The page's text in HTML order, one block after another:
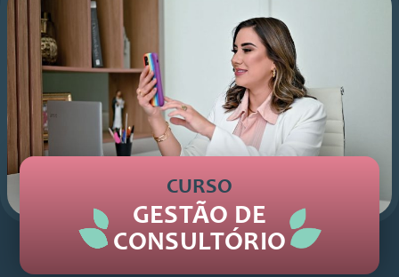
CURSO
GESTÃO DE
CONSULTÓRIO